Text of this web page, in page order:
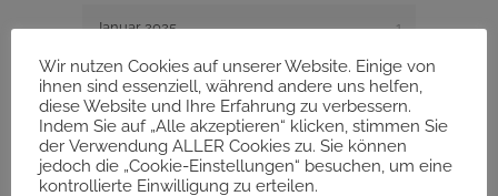
Januar 2025 1
Dezember 2024 1
August 2024 1
Wir nutzen Cookies auf unserer Website. Einige von
ihnen sind essenziell, während andere uns helfen,
diese Website und Ihre Erfahrung zu verbessern.
Indem Sie auf „Alle akzeptieren“ klicken, stimmen Sie
der Verwendung ALLER Cookies zu. Sie können
jedoch die „Cookie-Einstellungen“ besuchen, um eine
kontrollierte Einwilligung zu erteilen.